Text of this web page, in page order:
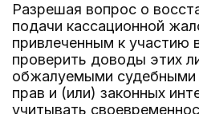
Разрешая вопрос о
подачи кассационной
привлеченным к участию
проверить доводы этих
обжалуемыми судебными
прав и (или) законных
учитывать